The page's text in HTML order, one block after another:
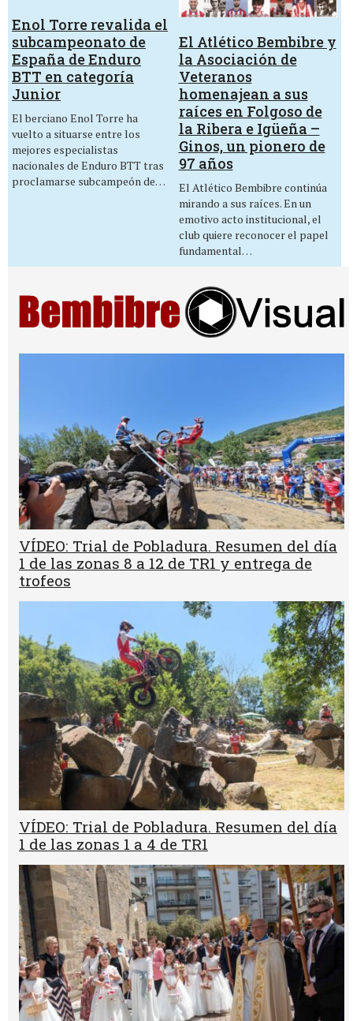
Enol Torre revalida el
subcampeonato de
España de Enduro
BTT en categoría
Junior
El berciano Enol Torre ha
vuelto a situarse entre los
mejores especialistas
nacionales de Enduro BTT tras
proclamarse subcampeón de…
El Atlético Bembibre y
la Asociación de
Veteranos
homenajean a sus
raíces en Folgoso de
la Ribera e Igüeña –
Ginos, un pionero de
97 años
El Atlético Bembibre continúa
mirando a sus raíces. En un
emotivo acto institucional, el
club quiere reconocer el papel
fundamental…
VÍDEO: Trial de Pobladura. Resumen del día
1 de las zonas 8 a 12 de TR1 y entrega de
trofeos
VÍDEO: Trial de Pobladura. Resumen del día
1 de las zonas 1 a 4 de TR1